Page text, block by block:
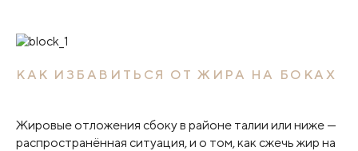
КАК ИЗБАВИТЬСЯ ОТ ЖИРА НА БОКАХ
Жировые отложения сбоку в районе талии или ниже —
распространённая ситуация, и о том, как сжечь жир на